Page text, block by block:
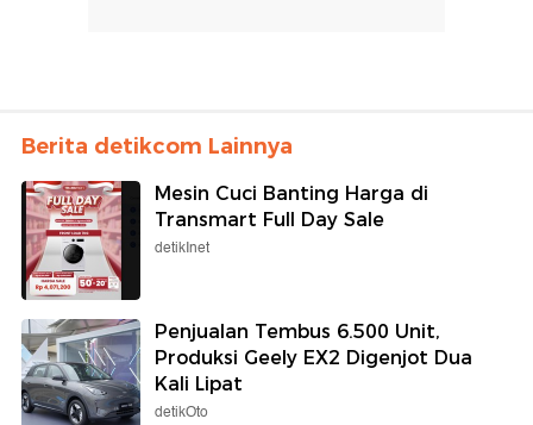
Berita detikcom Lainnya
Mesin Cuci Banting Harga di
Transmart Full Day Sale
detikInet
Penjualan Tembus 6.500 Unit,
Produksi Geely EX2 Digenjot Dua
Kali Lipat
detikOto